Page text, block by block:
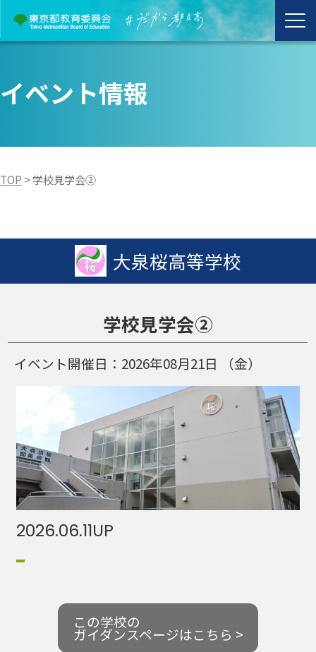
イベント情報
TOP >学校見学会②
大泉桜高等学校
学校見学会②
イベント開催日： 2026年08月21日 （金）
2026.06.11UP
この学校の
ガイダンスページはこちら >